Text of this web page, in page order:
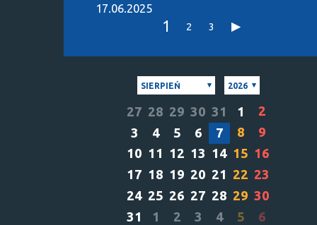
17.06.2025
1 2 3
SIERPIEŃ 2026
27 28 29 30 31 1
2
3
4 5 6 7 8
9
10 11 12 13 14 15 16
17 18 19 20 21 22 23
24 25 26 27 28 29 30
31
1 2 3 4 5 6